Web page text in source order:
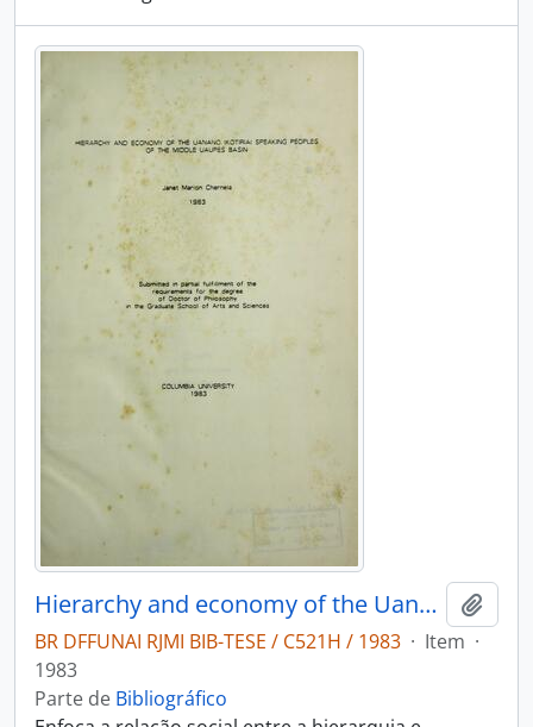
Hierarchy and economy of the Uanano (Kotiria) speaking peoples of the Middle Uaupes basin
BR DFFUNAI RJMI BIB-TESE / C521H / 1983 · Item ·
1983
Parte de Bibliográfico